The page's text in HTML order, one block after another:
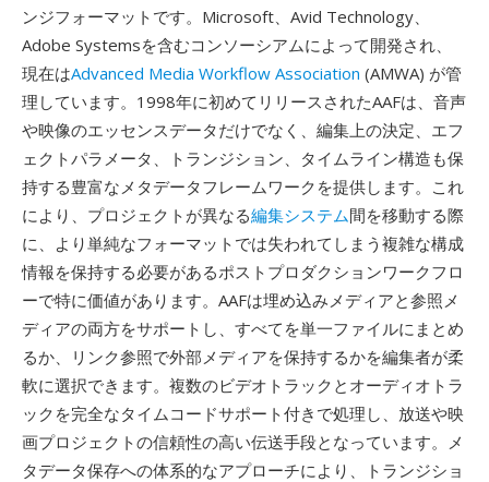
ンジフォーマットです。Microsoft、Avid Technology、
Adobe Systemsを含むコンソーシアムによって開発され、
現在はAdvanced Media Workflow Association (AMWA) が管
理しています。1998年に初めてリリースされたAAFは、音声
や映像のエッセンスデータだけでなく、編集上の決定、エフ
ェクトパラメータ、トランジション、タイムライン構造も保
持する豊富なメタデータフレームワークを提供します。これ
により、プロジェクトが異なる編集システム間を移動する際
に、より単純なフォーマットでは失われてしまう複雑な構成
情報を保持する必要があるポストプロダクションワークフロ
ーで特に価値があります。AAFは埋め込みメディアと参照メ
ディアの両方をサポートし、すべてを単一ファイルにまとめ
るか、リンク参照で外部メディアを保持するかを編集者が柔
軟に選択できます。複数のビデオトラックとオーディオトラ
ックを完全なタイムコードサポート付きで処理し、放送や映
画プロジェクトの信頼性の高い伝送手段となっています。メ
タデータ保存への体系的なアプローチにより、トランジショ